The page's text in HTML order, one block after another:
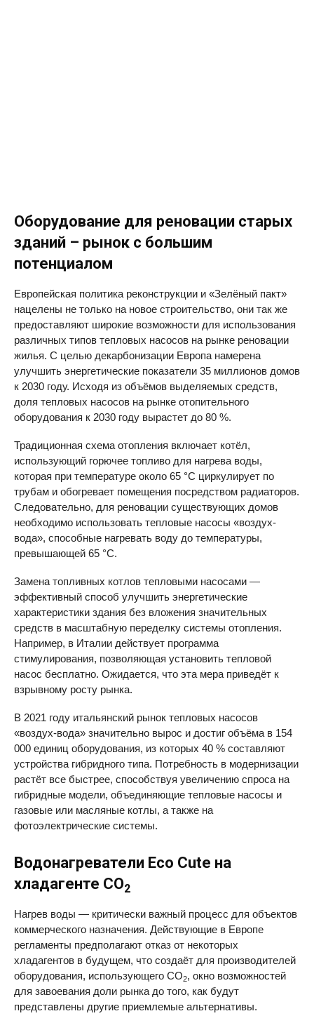
Оборудование для реновации старых
зданий – рынок с большим
потенциалом
Европейская политика реконструкции и «Зелёный пакт»
нацелены не только на новое строительство, они так же
предоставляют широкие возможности для использования
различных типов тепловых насосов на рынке реновации
жилья. С целью декарбонизации Европа намерена
улучшить энергетические показатели 35 миллионов домов
к 2030 году. Исходя из объёмов выделяемых средств,
доля тепловых насосов на рынке отопительного
оборудования к 2030 году вырастет до 80 %.
Традиционная схема отопления включает котёл,
использующий горючее топливо для нагрева воды,
которая при температуре около 65 °С циркулирует по
трубам и обогревает помещения посредством радиаторов.
Следовательно, для реновации существующих домов
необходимо использовать тепловые насосы «воздух-
вода», способные нагревать воду до температуры,
превышающей 65 °С.
Замена топливных котлов тепловыми насосами —
эффективный способ улучшить энергетические
характеристики здания без вложения значительных
средств в масштабную переделку системы отопления.
Например, в Италии действует программа
стимулирования, позволяющая установить тепловой
насос бесплатно. Ожидается, что эта мера приведёт к
взрывному росту рынка.
В 2021 году итальянский рынок тепловых насосов
«воздух-вода» значительно вырос и достиг объёма в 154
000 единиц оборудования, из которых 40 % составляют
устройства гибридного типа. Потребность в модернизации
растёт все быстрее, способствуя увеличению спроса на
гибридные модели, объединяющие тепловые насосы и
газовые или масляные котлы, а также на
фотоэлектрические системы.
Водонагреватели Eco Cute на
хладагенте CO2
Нагрев воды — критически важный процесс для объектов
коммерческого назначения. Действующие в Европе
регламенты предполагают отказ от некоторых
хладагентов в будущем, что создаёт для производителей
оборудования, использующего CO2, окно возможностей
для завоевания доли рынка до того, как будут
представлены другие приемлемые альтернативы.